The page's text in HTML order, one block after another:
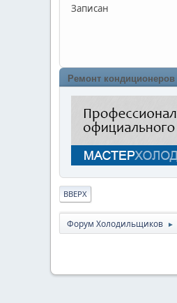
Записан
Ремонт кондиционеров
ВВЕРХ
Форум Холодильщиков ►